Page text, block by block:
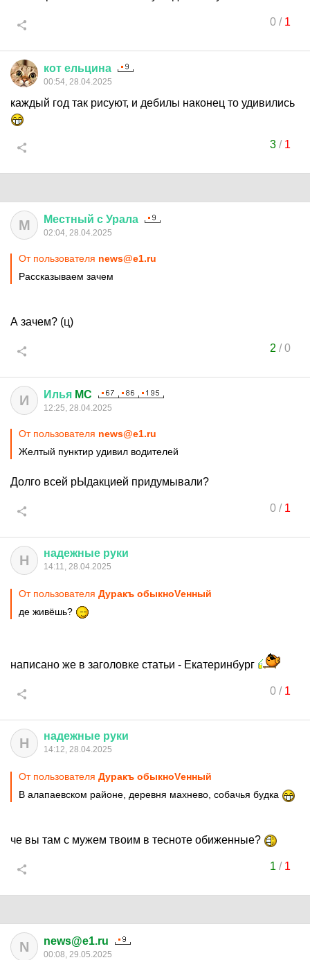
0/ 1
кот ельцина
00:54, 28.04.2025
каждый год так рисуют, и дебилы наконец то удивились
3/ 1
М Местный с Урала
02:04, 28.04.2025
От пользователя news@e1.ru
Рассказываем зачем
А зачем? (ц)
2 /0
И Илья MC
12:25, 28.04.2025
От пользователя news@e1.ru
Желтый пунктир удивил водителей
Долго всей рЫдакцией придумывали?
0/ 1
Н надежные руки
14:11, 28.04.2025
От пользователя Дуракъ обыкноVенный
де живёшь?
написано же в заголовке статьи - Екатеринбург
0/ 1
Н надежные руки
14:12, 28.04.2025
От пользователя Дуракъ обыкноVенный
В алапаевском районе, деревня махнево, собачья будка
че вы там с мужем твоим в тесноте обиженные?
1 / 1
N news@e1.ru
00:08, 29.05.2025